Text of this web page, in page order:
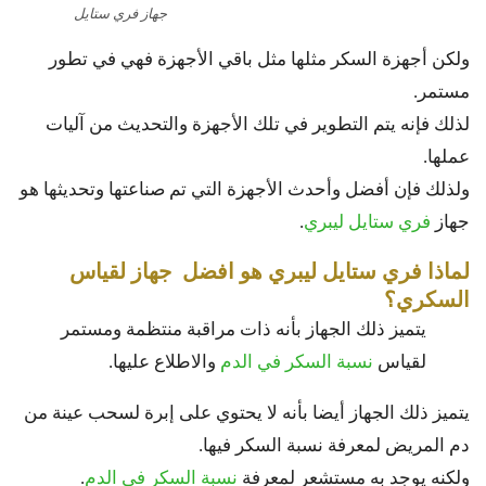
جهاز فري ستايل
ولكن أجهزة السكر مثلها مثل باقي الأجهزة فهي في تطور
مستمر.
لذلك فإنه يتم التطوير في تلك الأجهزة والتحديث من آليات
عملها.
ولذلك فإن أفضل وأحدث الأجهزة التي تم صناعتها وتحديثها هو
جهاز فري ستايل ليبري.
لماذا فري ستايل ليبري هو افضل جهاز لقياس
السكري؟
يتميز ذلك الجهاز بأنه ذات مراقبة منتظمة ومستمر
لقياس نسبة السكر في الدم والاطلاع عليها.
يتميز ذلك الجهاز أيضا بأنه لا يحتوي على إبرة لسحب عينة من
دم المريض لمعرفة نسبة السكر فيها.
ولكنه يوجد به مستشعر لمعرفة نسبة السكر في الدم.